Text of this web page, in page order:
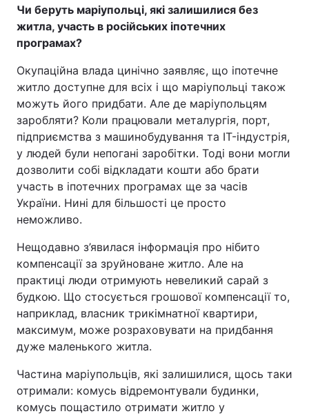
Чи беруть маріупольці, які залишилися без
житла, участь в російських іпотечних
програмах?
Окупаційна влада цинічно заявляє, що іпотечне
житло доступне для всіх і що маріупольці також
можуть його придбати. Але де маріупольцям
заробляти? Коли працювали металургія, порт,
підприємства з машинобудування та IT-індустрія,
у людей були непогані заробітки. Тоді вони могли
дозволити собі відкладати кошти або брати
участь в іпотечних програмах ще за часів
України. Нині для більшості це просто
неможливо.
Нещодавно з’явилася інформація про нібито
компенсації за зруйноване житло. Але на
практиці люди отримують невеликий сарай з
будкою. Що стосується грошової компенсації то,
наприклад, власник трикімнатної квартири,
максимум, може розраховувати на придбання
дуже маленького житла.
Частина маріупольців, які залишилися, щось таки
отримали: комусь відремонтували будинки,
комусь пощастило отримати житло у